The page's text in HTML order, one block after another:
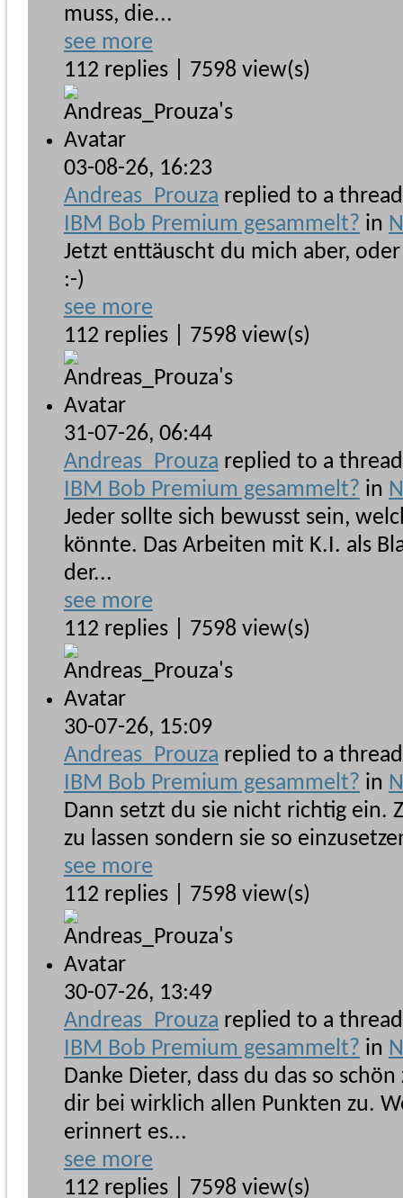
muss, die...
see more
112 replies | 7598 view(s)
03-08-26, 16:23
Andreas_Prouza replied to a
IBM Bob Premium gesammelt? in
Jetzt enttäuscht du mich aber,
:-)
see more
112 replies | 7598 view(s)
31-07-26, 06:44
Andreas_Prouza replied to a
IBM Bob Premium gesammelt? in
Jeder sollte sich bewusst sein,
könnte. Das Arbeiten mit K.I. als
der...
see more
112 replies | 7598 view(s)
30-07-26, 15:09
Andreas_Prouza replied to a
IBM Bob Premium gesammelt? in
Dann setzt du sie nicht richtig ein.
zu lassen sondern sie so
see more
112 replies | 7598 view(s)
30-07-26, 13:49
Andreas_Prouza replied to a
IBM Bob Premium gesammelt? in
Danke Dieter, dass du das so
dir bei wirklich allen Punkten zu.
erinnert es...
see more
112 replies | 7598 view(s)